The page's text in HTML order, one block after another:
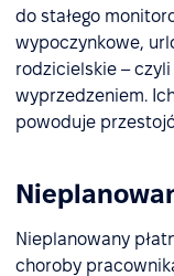
do stałego
wypoczynkowe,
rodzicielskie –
wyprzedzeniem.
powoduje
Nieplanowany
choroby